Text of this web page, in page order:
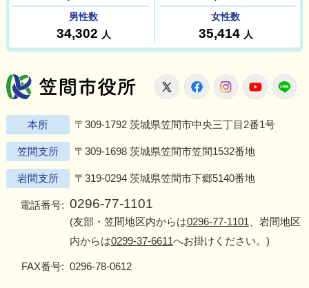
笠間市役所
X FacebookInstagram
本所 〒309-1792 茨城県笠間市中央三丁目2番1号
笠間支所 〒309-1698 茨城県笠間市笠間1532番地
岩間支所 〒319-0294 茨城県笠間市下郷5140番地
電話番号: 0296-77-1101
(友部・笠間地区内からは0296-77-1101 、岩間地区
内からは0299-37-6611へお掛けください。)
FAX番号: 0296-78-0612